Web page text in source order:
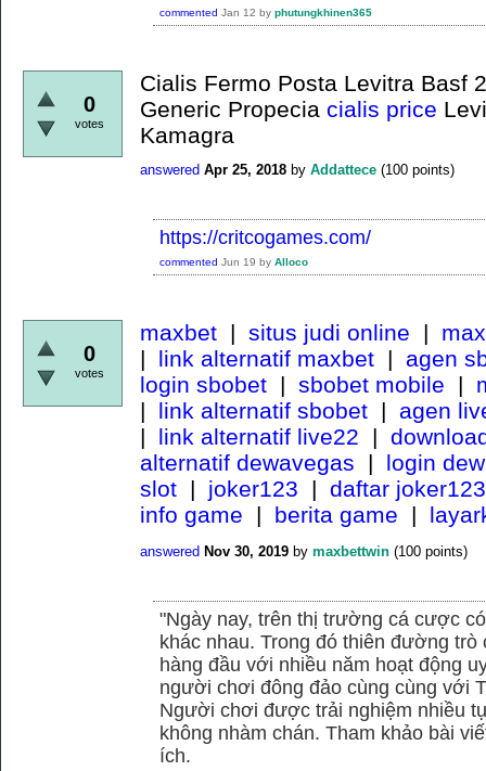
commented Jan 12 by phutungkhinen365
0
votes
Cialis Fermo Posta Levitra Basf
Generic Propecia cialis price
Kamagra
answered Apr 25, 2018 by Addattece (100 points)
https://critcogames.com/
commented Jun 19 by Alloco
0
votes
maxbet | situs judi online |
| link alternatif maxbet | agen
login sbobet | sbobet mobile |
| link alternatif sbobet | agen
| link alternatif live22 |
alternatif dewavegas | login
slot | joker123 | daftar joker123
info game | berita game |
answered Nov 30, 2019 by maxbettwin (100 points)
"Ngày nay, trên thị trường cá cược
khác nhau. Trong đó thiên đường
hàng đầu với nhiều năm hoạt động
người chơi đông đảo cùng cùng với
Người chơi được trải nghiệm nhiều
không nhàm chán. Tham khảo bài
ích.